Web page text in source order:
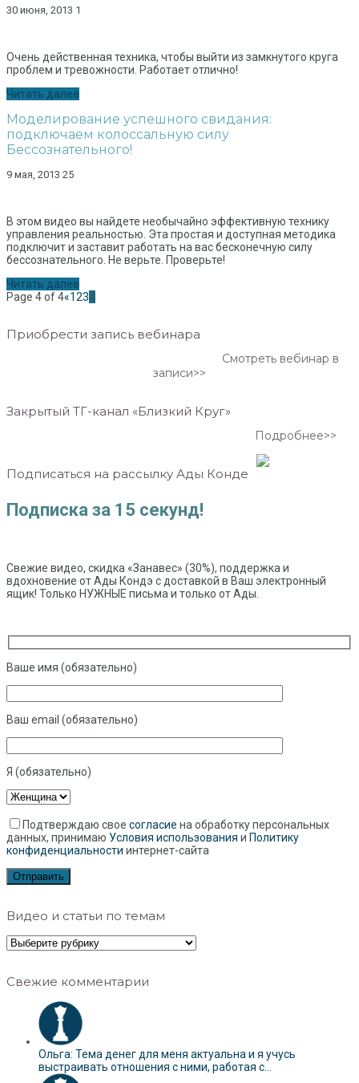
30 июня, 2013 1
Очень действенная техника, чтобы выйти из замкнутого круга
проблем и тревожности. Работает отлично!
Читать далее
Моделирование успешного свидания:
подключаем колоссальную силу
Бессознательного!
9 мая, 2013 25
В этом видео вы найдете необычайно эффективную технику
управления реальностью. Эта простая и доступная методика
подключит и заставит работать на вас бесконечную силу
бессознательного. Не верьте. Проверьте!
Читать далее
Page 4 of 4«1234
Приобрести запись вебинара
Смотреть вебинар в
записи>>
Закрытый ТГ-канал «Близкий Круг»
Подробнее>>
Подписаться на рассылку Ады Конде
Подписка за 15 секунд!
Свежие видео, скидка «Занавес» (30%), поддержка и
вдохновение от Ады Кондэ с доставкой в Ваш электронный
ящик! Только НУЖНЫЕ письма и только от Ады.
Ваше имя (обязательно)
Ваш email (обязательно)
Я (обязательно)
Подтверждаю свое согласие на обработку персональных
данных, принимаю Условия использования и Политику
конфиденциальности интернет-сайта
Видео и статьи по темам
Видео
и
по
Свежие комментарии
Ольга: Тема денег для меня актуальна и я учусь
выстраивать отношения с ними, работая с...